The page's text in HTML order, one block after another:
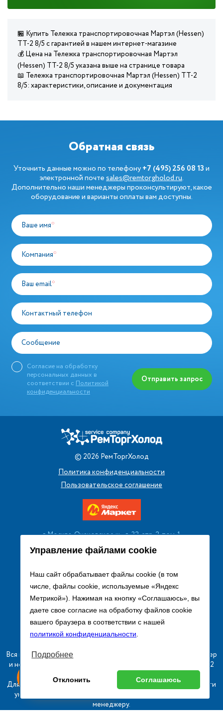
Управление файлами cookie
Наш сайт обрабатывает файлы cookie (в том
числе, файлы cookie, используемые «Яндекс
Метрикой»). Нажимая на кнопку «Соглашаюсь», вы
даете свое согласие на обработку файлов cookie
вашего браузера в соответствии с нашей
политикой конфиденциальности.
Подробнее
Отклонить Соглашаюсь
🏪 Купить Тележка транспортировочная Мартэл (Hessen)
ТТ-2 8/5 с гарантией в нашем интернет-магазине
💰 Цена на Тележка транспортировочная Мартэл
(Hessen) ТТ-2 8/5 указана выше на странице товара
📖 Тележка транспортировочная Мартэл (Hessen) ТТ-2
8/5: характеристики, описание и документация
Обратная связь
Уточнить данные можно по телефону+7 (495) 256 08 13и
электронной почтеsales@remtorgholod.ru.
Дополнительно наши менеджеры проконсультируют, какое
оборудование и варианты оплаты вам доступны.
Ваше имя*
Компания*
Ваш email*
Контактный телефон
Сообщение
Согласие на обработку
персональных данных в
соответствии с Политикой
конфиденциальности
Отправить запрос
© 2026 РемТоргХолод
Политика конфиденциальности
Пользовательское соглашение
г. Москва, Очаковское ш., д. 32, стр. 2, пом. 1
+7 (495) 256 08 13
Заказать звонок
sales@remtorgholod.ru
Разработка и продвижение сайта
Вся информация на сайте о товарах носит справочный характер
и не является публичной офертой в соответствии с пунктом 2
статьи 437 ГК РФ.
Для получения подробной информации о наличии и стоимости
указанных товаров и (или) услуг, пожалуйста, обращайтесь к
менеджеру.
оборудование
заявку